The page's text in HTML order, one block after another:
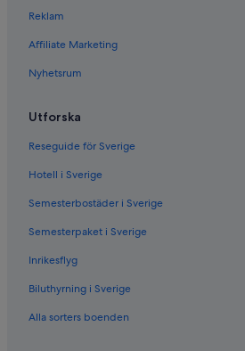
Reklam
Affiliate Marketing
Nyhetsrum
Utforska
Reseguide för Sverige
Hotell i Sverige
Semesterbostäder i Sverige
Semesterpaket i Sverige
Inrikesflyg
Biluthyrning i Sverige
Alla sorters boenden